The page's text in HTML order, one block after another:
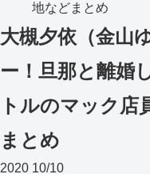
地などまとめ
大槻夕依（金山
ー！旦那と離婚
トルのマック店
まとめ
2020 10/10